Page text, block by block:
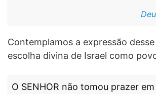
Contemplamos a expressão
escolha divina de Israel como
O SENHOR não tomou prazer